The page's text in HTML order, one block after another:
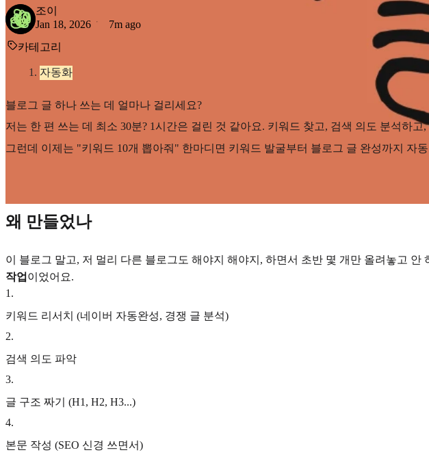
조이
Jan 18, 2026
7m ago
카테고리
자동화
블로그 글 하나 쓰는 데 얼마나 걸리세요?
저는 한 편 쓰는 데 최소 30분? 1시간은 걸린 것 같아요. 키워드 찾고, 검색 의도 분석하
그런데 이제는 "키워드 10개 뽑아줘" 한마디면 키워드 발굴부터 블로그 글 완성까지 자
왜 만들었나
이 블로그 말고, 저 멀리 다른 블로그도 해야지 해야지, 하면서 초반 몇 개만 올려놓고
작업 이었어요.
1 .
키워드 리서치 (네이버 자동완성, 경쟁 글 분석)
2.
검색 의도 파악
3.
글 구조 짜기 (H1, H2, H3...)
4.
본문 작성 (SEO 신경 쓰면서)